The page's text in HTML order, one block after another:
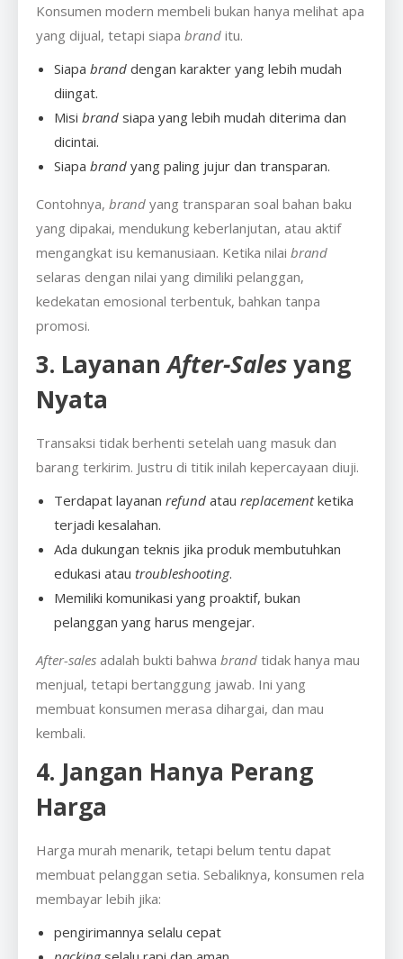
Konsumen modern membeli bukan hanya melihat apa
yang dijual, tetapi siapa brand itu.
Siapa brand dengan karakter yang lebih mudah
diingat.
Misi brand siapa yang lebih mudah diterima dan
dicintai.
Siapa brand yang paling jujur dan transparan.
Contohnya, brand yang transparan soal bahan baku
yang dipakai, mendukung keberlanjutan, atau aktif
mengangkat isu kemanusiaan. Ketika nilai brand
selaras dengan nilai yang dimiliki pelanggan,
kedekatan emosional terbentuk, bahkan tanpa
promosi.
3. LayananAfter-Salesyang
Nyata
Transaksi tidak berhenti setelah uang masuk dan
barang terkirim. Justru di titik inilah kepercayaan diuji.
Terdapat layanan refund atau replacementketika
terjadi kesalahan.
Ada dukungan teknis jika produk membutuhkan
edukasi atau troubleshooting.
Memiliki komunikasi yang proaktif, bukan
pelanggan yang harus mengejar.
After-sales adalah bukti bahwa brand tidak hanya mau
menjual, tetapi bertanggung jawab. Ini yang
membuat konsumen merasa dihargai, dan mau
kembali.
4. Jangan Hanya Perang
Harga
Harga murah menarik, tetapi belum tentu dapat
membuat pelanggan setia. Sebaliknya, konsumen rela
membayar lebih jika:
pengirimannya selalu cepat